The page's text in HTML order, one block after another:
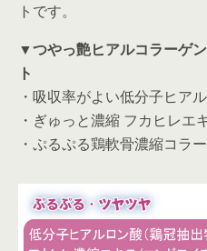
トです。
▼つやっ艶ヒアルコラーゲ
ト
・吸収率がよい低分子ヒア
・ぎゅっと濃縮 フカヒレエ
・ぷるぷる鶏軟骨濃縮コラ